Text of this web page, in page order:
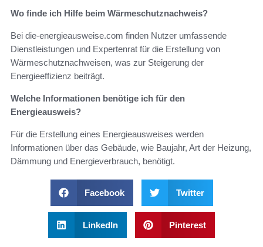
Wo finde ich Hilfe beim Wärmeschutznachweis?
Bei die-energieausweise.com finden Nutzer umfassende
Dienstleistungen und Expertenrat für die Erstellung von
Wärmeschutznachweisen, was zur Steigerung der
Energieeffizienz beiträgt.
Welche Informationen benötige ich für den
Energieausweis?
Für die Erstellung eines Energieausweises werden
Informationen über das Gebäude, wie Baujahr, Art der Heizung,
Dämmung und Energieverbrauch, benötigt.
Facebook Twitter
LinkedIn Pinterest